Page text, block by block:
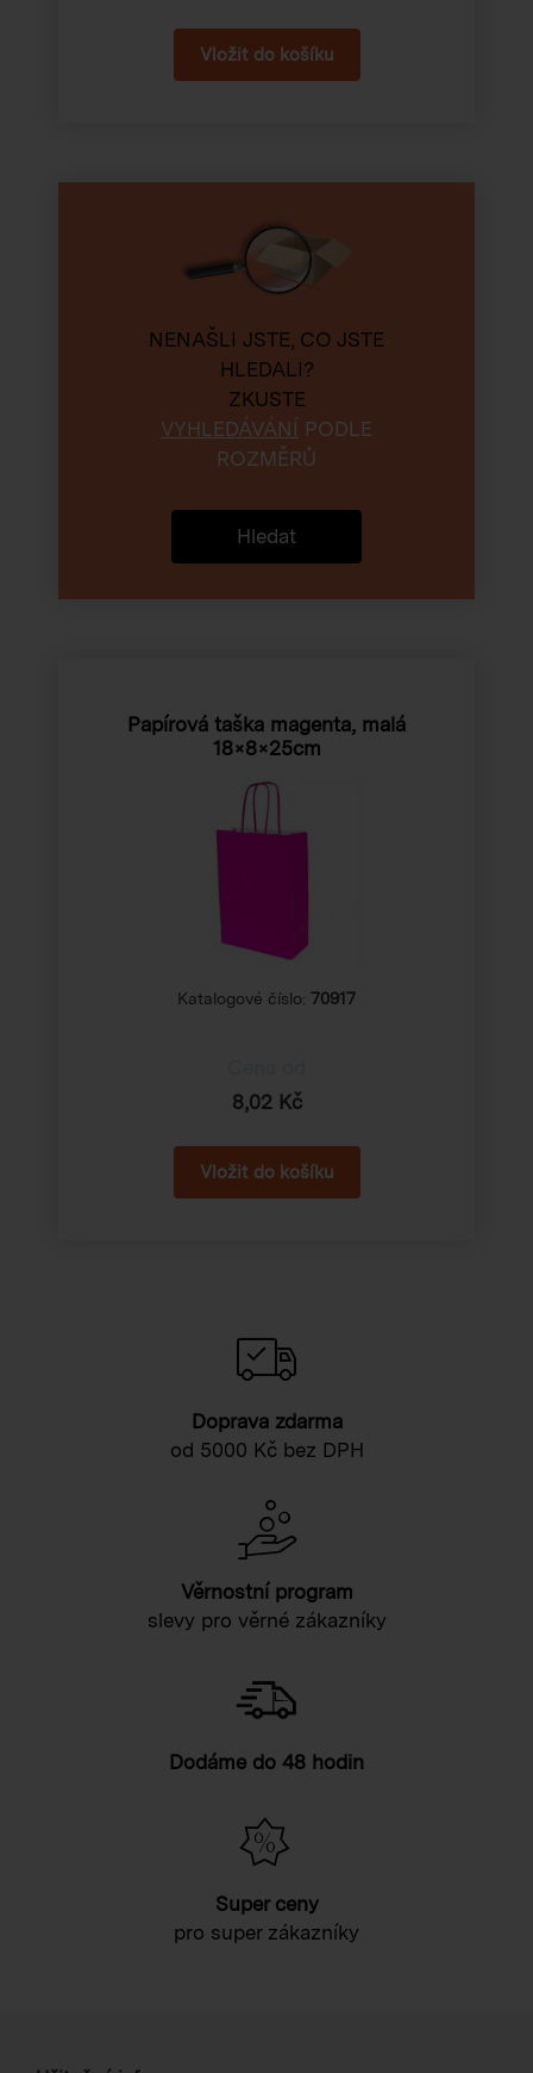
NENAŠLI JSTE, CO JSTE
HLEDALI?
ZKUSTE
VYHLEDÁVÁNÍ PODLE
ROZMĚRŮ
Hledat
Papírová taška magenta, malá
18×8×25cm
Katalogové číslo: 70917
8,02 Kč
Doprava zdarma
od 5000 Kč bez DPH
Věrnostní program
slevy pro věrné zákazníky
Dodáme do 48 hodin
Super ceny
pro super zákazníky